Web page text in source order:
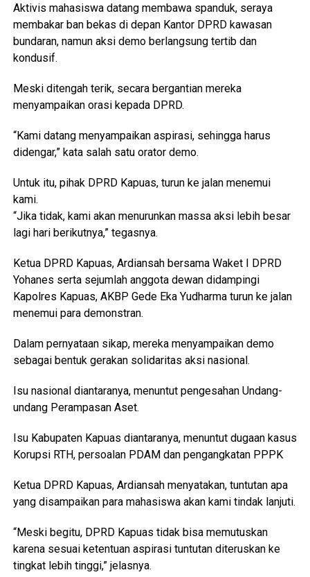
Aktivis mahasiswa datang membawa spanduk, seraya
membakar ban bekas di depan Kantor DPRD kawasan
bundaran, namun aksi demo berlangsung tertib dan
kondusif.
Meski ditengah terik, secara bergantian mereka
menyampaikan orasi kepada DPRD.
“Kami datang menyampaikan aspirasi, sehingga harus
didengar,” kata salah satu orator demo.
Untuk itu, pihak DPRD Kapuas, turun ke jalan menemui
kami.
“Jika tidak, kami akan menurunkan massa aksi lebih besar
lagi hari berikutnya,” tegasnya.
Ketua DPRD Kapuas, Ardiansah bersama Waket I DPRD
Yohanes serta sejumlah anggota dewan didampingi
Kapolres Kapuas, AKBP Gede Eka Yudharma turun ke jalan
menemui para demonstran.
Dalam pernyataan sikap, mereka menyampaikan demo
sebagai bentuk gerakan solidaritas aksi nasional.
Isu nasional diantaranya, menuntut pengesahan Undang-
undang Perampasan Aset.
Isu Kabupaten Kapuas diantaranya, menuntut dugaan kasus
Korupsi RTH, persoalan PDAM dan pengangkatan PPPK
Ketua DPRD Kapuas, Ardiansah menyatakan, tuntutan apa
yang disampaikan para mahasiswa akan kami tindak lanjuti.
“Meski begitu, DPRD Kapuas tidak bisa memutuskan
karena sesuai ketentuan aspirasi tuntutan diteruskan ke
tingkat lebih tinggi,” jelasnya.